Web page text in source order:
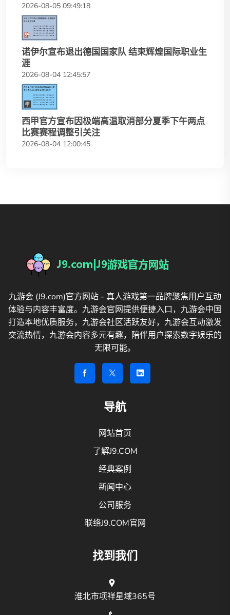
2026-08-05 09:49:18
诺伊尔宣布退出德国国家队 结束辉煌国际职业生
涯
2026-08-04 12:45:57
西甲官方宣布因极端高温取消部分夏季下午两点
比赛赛程调整引关注
2026-08-04 12:00:45
九游会 (J9.com)官方网站 - 真人游戏第一品牌聚焦用户互动
体验与内容丰富度。九游会官网提供便捷入口，九游会中国
打造本地优质服务，九游会社区活跃友好，九游会互动激发
交流热情，九游会内容多元有趣，陪伴用户探索数字娱乐的
无限可能。
导航
网站首页
了解J9.COM
经典案例
新闻中心
公司服务
联络J9.COM官网
找到我们
淮北市项祥星域365号